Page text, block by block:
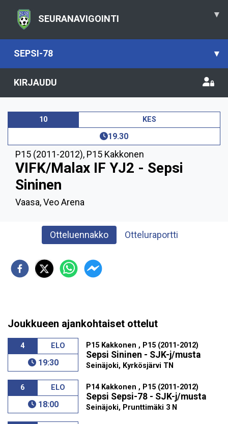
SEURANAVIGOINTI ▾
SEPSI-78 ▾
KIRJAUDU
10 KES
19.30
P15 (2011-2012), P15 Kakkonen
VIFK/Malax IF YJ2 - Sepsi
Sininen
Vaasa, Veo Arena
Otteluennakko Otteluraportti
Joukkueen ajankohtaiset ottelut
4 ELO
19:30
P15 Kakkonen , P15 (2011-2012)
Sepsi Sininen - SJK-j/musta
Seinäjoki, Kyrkösjärvi TN
6 ELO
18:00
P14 Kakkonen , P15 (2011-2012)
Sepsi Sepsi-78 - SJK-j/musta
Seinäjoki, Prunttimäki 3 N